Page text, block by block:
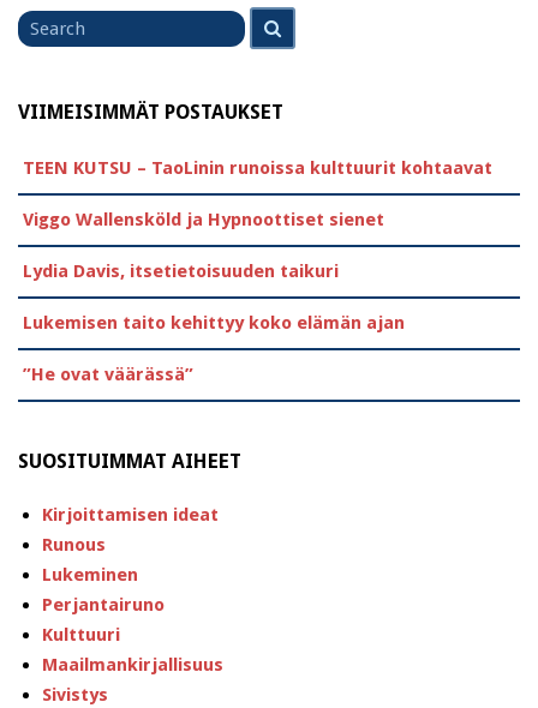
Search
for
VIIMEISIMMÄT POSTAUKSET
TEEN KUTSU – TaoLinin runoissa kulttuurit kohtaavat
Viggo Wallensköld ja Hypnoottiset sienet
Lydia Davis, itsetietoisuuden taikuri
Lukemisen taito kehittyy koko elämän ajan
”He ovat väärässä”
SUOSITUIMMAT AIHEET
Kirjoittamisen ideat
Runous
Lukeminen
Perjantairuno
Kulttuuri
Maailmankirjallisuus
Sivistys